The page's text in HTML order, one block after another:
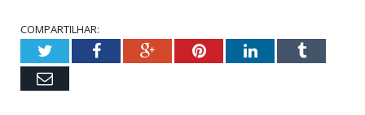
COMPARTILHAR:
TwitterFacebookGoogle+PinterestLinkedInTumblr
Email